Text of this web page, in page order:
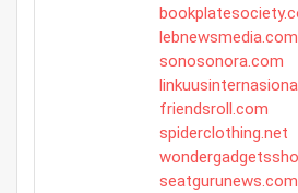
lebnewsmedia.com
sonosonora.com
friendsroll.com
spiderclothing.net
seatgurunews.com